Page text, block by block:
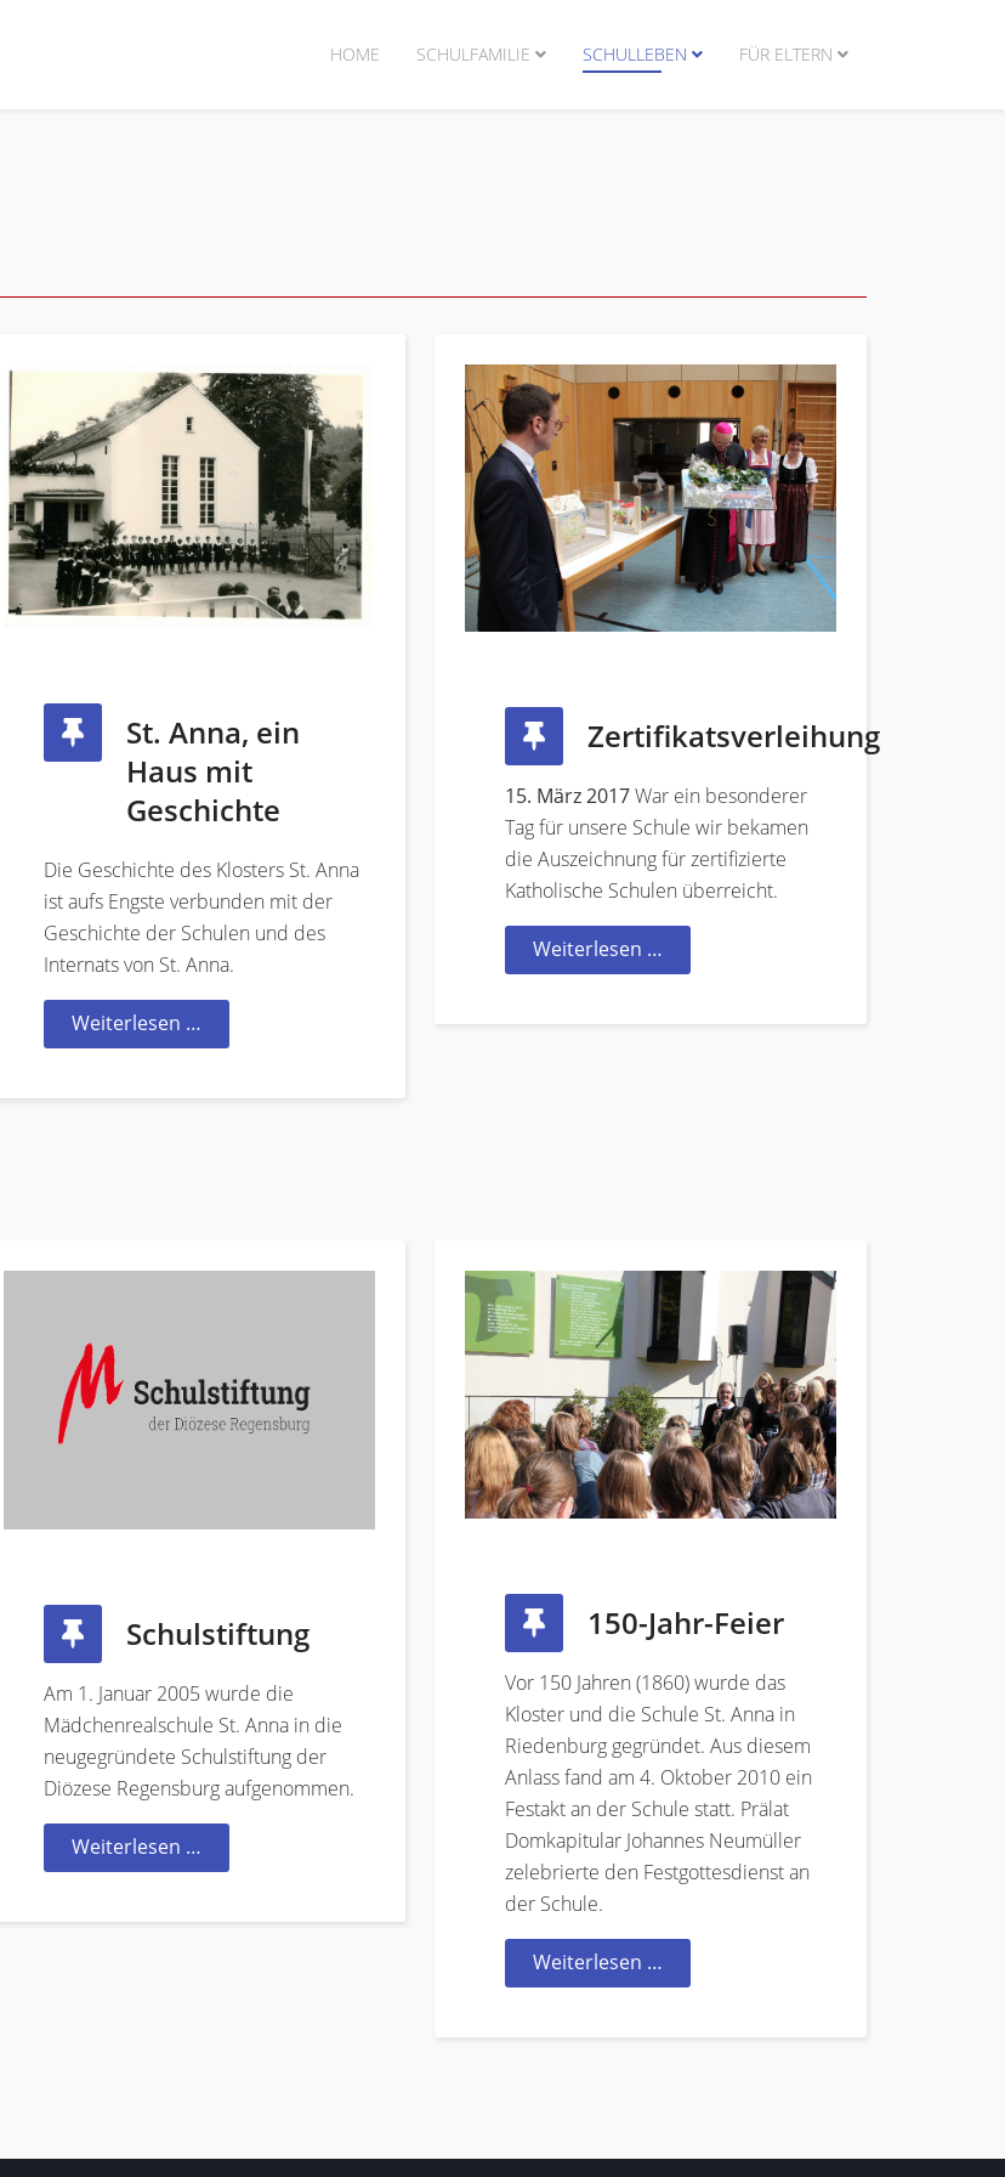
HOME SCHULFAMILIE SCHULLEBEN FÜR ELTERN
St. Anna, ein
Haus mit
Geschichte
Die Geschichte des Klosters St. Anna
ist aufs Engste verbunden mit der
Geschichte der Schulen und des
Internats von St. Anna.
Weiterlesen …
Zertifikatsverleihung
15. März 2017War ein besonderer
Tag für unsere Schule wir bekamen
die Auszeichnung für zertifizierte
Katholische Schulen überreicht.
Weiterlesen …
Schulstiftung
Am 1. Januar 2005 wurde die
Mädchenrealschule St. Anna in die
neugegründete Schulstiftung der
Diözese Regensburg aufgenommen.
Weiterlesen …
150-Jahr-Feier
Vor 150 Jahren (1860) wurde das
Kloster und die Schule St. Anna in
Riedenburg gegründet. Aus diesem
Anlass fand am 4. Oktober 2010 ein
Festakt an der Schule statt. Prälat
Domkapitular Johannes Neumüller
zelebrierte den Festgottesdienst an
der Schule.
Weiterlesen …